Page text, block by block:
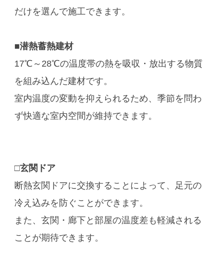
だけを選んで施工できます。
■潜熱蓄熱建材
17℃～28℃の温度帯の熱を吸収・放出する物質
を組み込んだ建材です。
室内温度の変動を抑えられるため、季節を問わ
ず快適な室内空間が維持できます。
□玄関ドア
断熱玄関ドアに交換することによって、足元の
冷え込みを防ぐことができます。
また、玄関・廊下と部屋の温度差も軽減される
ことが期待できます。